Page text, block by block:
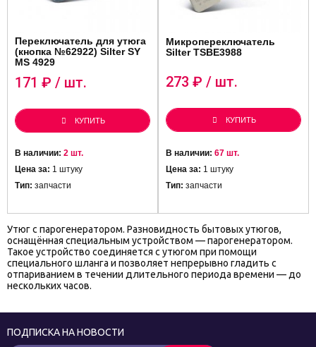
Переключатель для утюга
(кнопка №62922) Silter SY
MS 4929
171 ₽ / шт.
КУПИТЬ
В наличии: 2 шт.
Цена за: 1 штуку
Тип: запчасти
Микропереключатель
Silter TSBE3988
273 ₽ / шт.
КУПИТЬ
В наличии: 67 шт.
Цена за: 1 штуку
Тип: запчасти
Утюг с парогенератором. Разновидность бытовых утюгов,
оснащённая специальным устройством — парогенератором.
Такое устройство соединяется с утюгом при помощи
специального шланга и позволяет непрерывно гладить с
отпариванием в течении длительного периода времени — до
нескольких часов.
ПОДПИСКА НА НОВОСТИ